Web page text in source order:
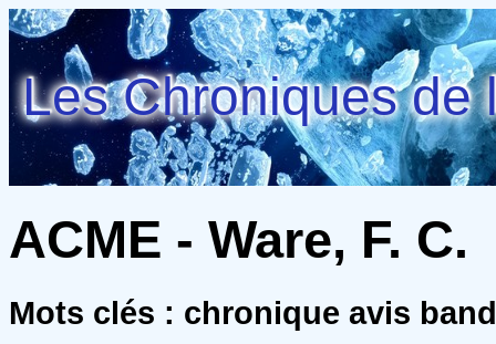
Les Chroniques de
ACME - Ware, F. C.
Mots clés : chronique avis